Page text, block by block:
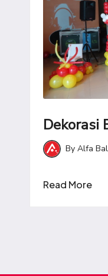
Dekorasi
Posted
By Alfa
Read More